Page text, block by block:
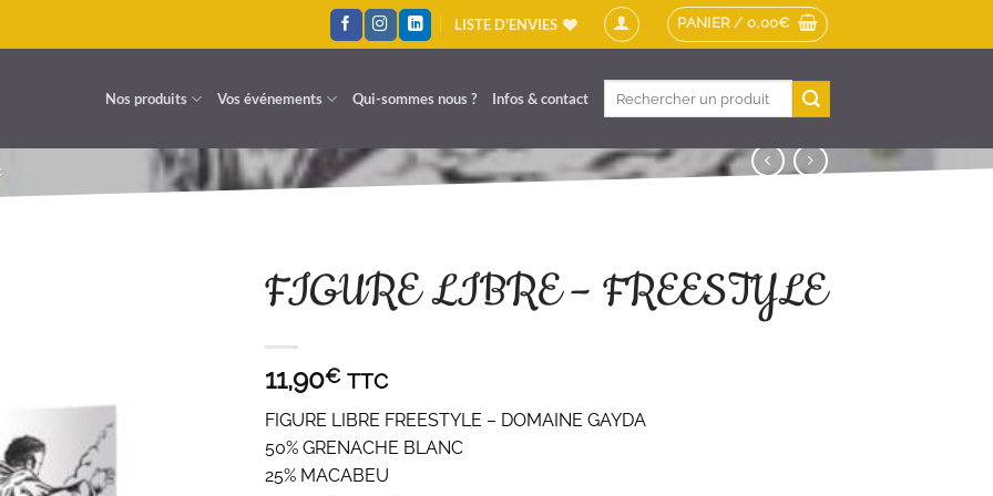
LISTE D'ENVIES PANIER / 0,00€
Nos produits Vos événements Qui-sommes nous ? Infos & contact
Recherche
FIGURE LIBRE – FREESTYLE
11,90€ TTC
FIGURE LIBRE FREESTYLE – DOMAINE GAYDA
50% GRENACHE BLANC
25% MACABEU